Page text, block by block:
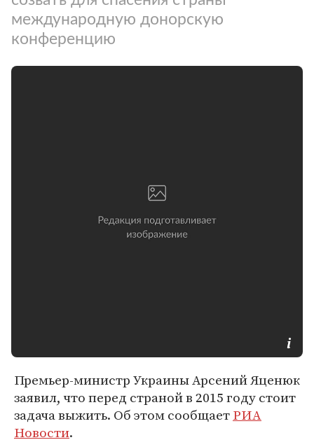
международную донорскую
конференцию
Премьер-министр Украины Арсений Яценюк
заявил, что перед страной в 2015 году стоит
задача выжить. Об этом сообщаетРИА
Новости.